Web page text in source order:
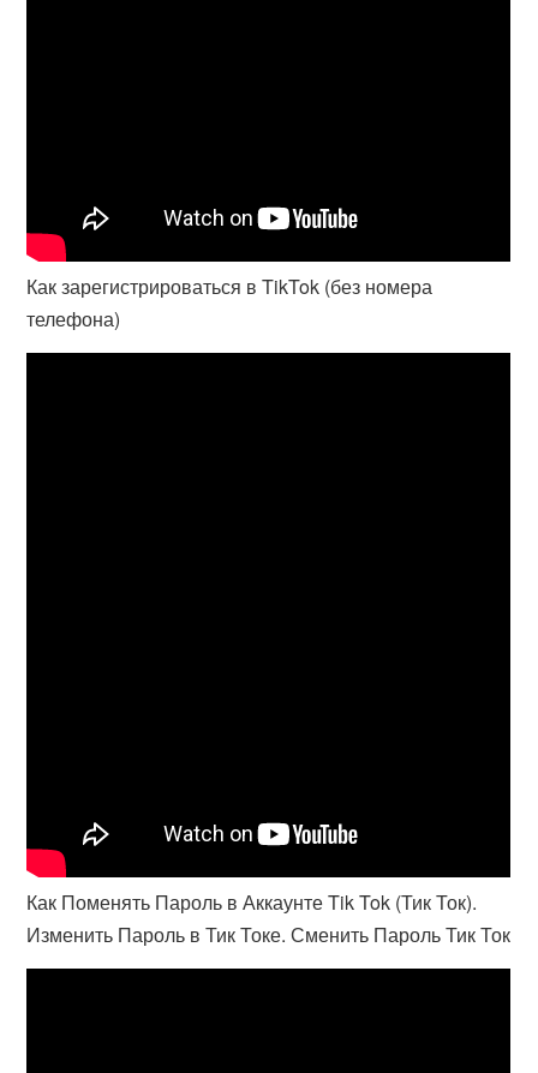
Как зарегистрироваться в TikTok (без номера
телефона)
Как Поменять Пароль в Аккаунте Tik Tok (Тик Ток).
Изменить Пароль в Тик Токе. Сменить Пароль Тик Ток